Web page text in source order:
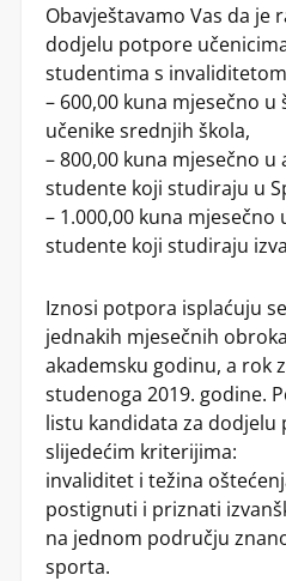
Obavještavamo Vas da je
dodjelu potpore
studentima s
– 600,00 kuna mjesečno u
učenike srednjih škola,​
– 800,00 kuna mjesečno
studente koji studiraju u
– 1.000,00 kuna
studente koji studiraju
Iznosi potpora isplaćuju
jednakih mjesečnih
akademsku godinu, a rok
studenoga 2019. godine.
listu kandidata za
slijedećim kriterijima:
invaliditet i težina
postignuti i priznati
na jednom području
sporta.